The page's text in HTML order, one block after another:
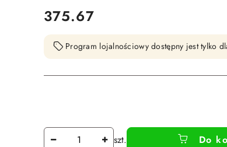
cena:
375.67
Program lojalnościowy dostępny jest tylko
Ilość szt. Do